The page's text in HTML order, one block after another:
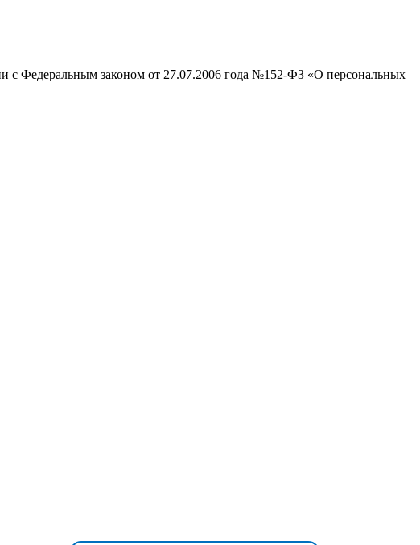
с Федеральным законом от 27.07.2006 года №152-ФЗ «О персональных